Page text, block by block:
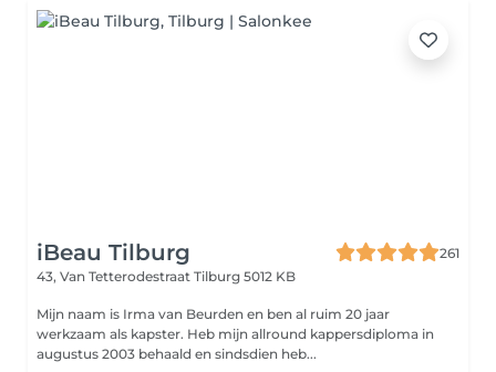
iBeau Tilburg
261
43, Van Tetterodestraat Tilburg 5012 KB
Mijn naam is Irma van Beurden en ben al ruim 20 jaar
werkzaam als kapster. Heb mijn allround kappersdiploma in
augustus 2003 behaald en sindsdien heb...